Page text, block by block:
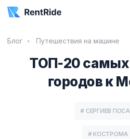
Блог Путешествия на машине
ТОП-20 самых
городов к
# СЕРГИЕВ
# КОСТРОМА